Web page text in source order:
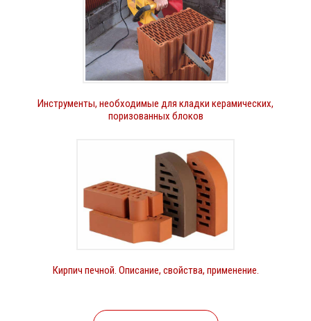
Инструменты, необходимые для кладки керамических,
поризованных блоков
Кирпич печной. Описание, свойства, применение.